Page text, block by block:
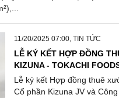
11/20/2025 07:00, TIN TỨC
LỄ KÝ KẾT HỢP ĐỒNG
KIZUNA - TOKACHI
Lễ ký kết Hợp đồng thuê
Cổ phần Kizuna JV và